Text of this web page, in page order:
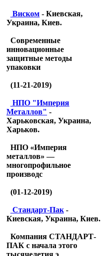
Виском - Киевская,
Украина, Киев.
Современные
инновационные
защитные методы
упаковки
(11-21-2019)
НПО "Империя
Металлов" -
Харьковская, Украина,
Харьков.
НПО «Империя
металлов» —
многопрофильное
производс
(01-12-2019)
Стандарт-Пак -
Киевская, Украина, Киев.
Компания СТАНДАРТ-
ПАК с начала этого
тысячелетия э